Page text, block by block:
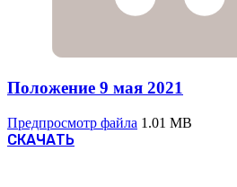
Положение 9 мая 2021
Предпросмотр файла 1.01 MB
СКАЧАТЬ